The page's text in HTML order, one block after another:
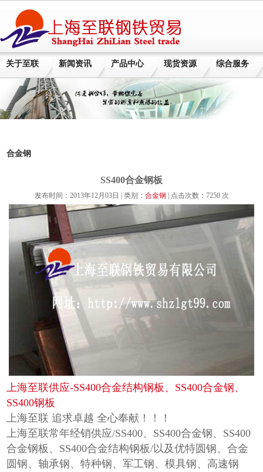
关于至联 新闻资讯 产品中心 现货资源 综合服务
合金钢
SS400合金钢板
发布时间：2013年12月03日 | 类别： 合金钢 | 点击次数：7250 次
上海至联供应-SS400合金结构钢板、SS400合金钢、
SS400钢板
上海至联 追求卓越 全心奉献！！！
上海至联常年经销供应/SS400、SS400合金钢、SS400
合金钢板、SS400合金结构钢板/以及优特圆钢、合金
圆钢、轴承钢、特种钢、军工钢、模具钢、高速钢